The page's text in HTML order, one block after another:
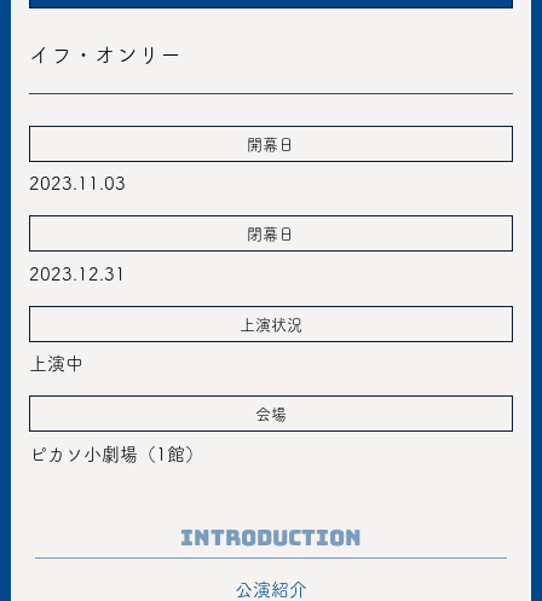
イフ・オンリー
開幕日
2023.11.03
閉幕日
2023.12.31
上演状況
上演中
会場
ピカソ小劇場（1館）
Introduction
公演紹介